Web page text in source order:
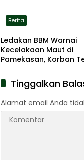
Berita
Ledakan BBM Warnai
Kecelakaan Maut di
Pamekasan, Korban
Tinggalkan
Alamat email Anda